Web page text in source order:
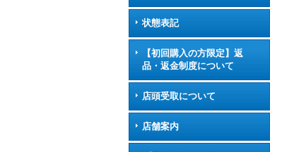
状態表記
【初回購入の方限定】返
品・返金制度について
店頭受取について
店舗案内